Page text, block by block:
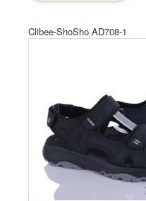
Clibee-ShoSho AD708-1